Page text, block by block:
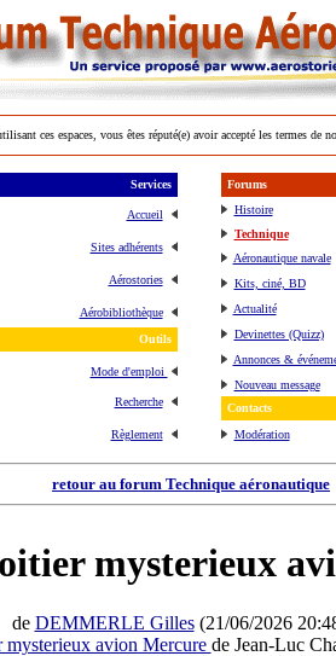
ces espaces, vous êtes réputé(e) avoir accepté les termes de
Services
Accueil
Sites adhérents
Aérostories
Aérobibliothèque
Outils
Mode d'emploi
Recherche
Règlement
Forums
Histoire
Technique
Aéronautique navale
Kits, ciné, BD
Actualité
Devinettes (Quizz)
Annonces &
Nouveau message
Contacts
Modération
retour au forum Technique aéronautique
mysterieux
de DEMMERLE Gilles(21/06/2026
mysterieux avion Mercure de Jean-Luc